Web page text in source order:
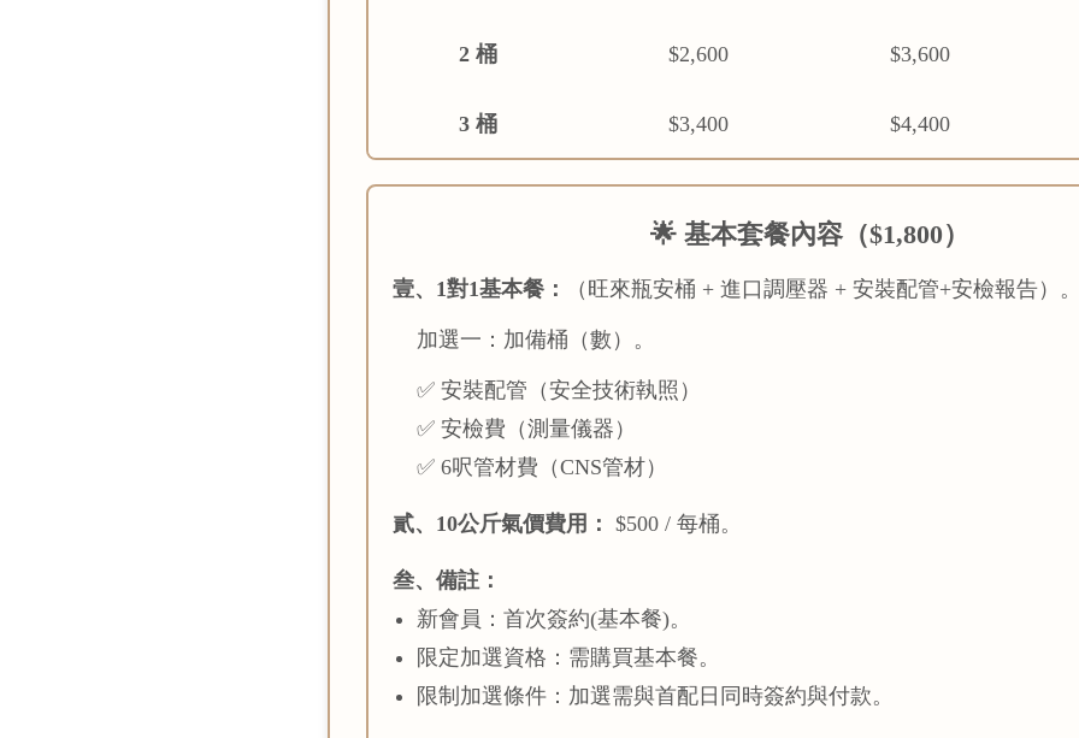
2 桶 $2,600 $3,600
3 桶 $3,400 $4,400
🌟 基本套餐內容（$1,800）
壹、1對1基本餐： （旺來瓶安桶 + 進口調壓器 + 安裝配管+安檢報告）
加選一：加備桶（數）。
✅ 安裝配管（安全技術執照）
✅ 安檢費（測量儀器）
✅ 6呎管材費（CNS管材）
貳、10公斤氣價費用： $500 / 每桶。
叁、備註：
新會員：首次簽約(基本餐)。
限定加選資格：需購買基本餐。
限制加選條件：加選需與首配日同時簽約與付款。